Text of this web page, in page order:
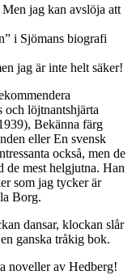
jag kan avslöja att
i Sjömans biografi
jag är inte helt säker!
löjtnantshjärta
Bekänna färg
eller En svensk
också, men de
de mest helgjutna. Han
som jag tycker är
Borg.
dansar, klockan slår
ganska tråkig bok.
noveller av Hedberg!